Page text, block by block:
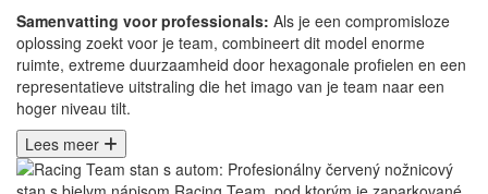
Samenvatting voor professionals: Als je een compromisloze
oplossing zoekt voor je team, combineert dit model enorme
ruimte, extreme duurzaamheid door hexagonale profielen en een
representatieve uitstraling die het imago van je team naar een
hoger niveau tilt.
Lees meer